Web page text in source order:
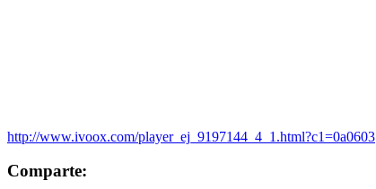
http://www.ivoox.com/player_ej_9197144_4_1.html?c1=0a0603
Comparte: